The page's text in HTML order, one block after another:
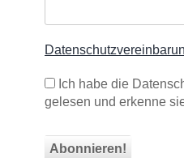
Ich habe die
gelesen und erkenne